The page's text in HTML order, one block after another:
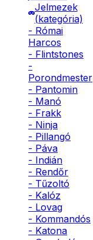
Jelmezek
(kategória)
- Római
Harcos
- Flintstones
-
Porondmester
- Pantomin
- Manó
- Frakk
- Ninja
- Pillangó
- Páva
- Indián
- Rendőr
- Tűzoltó
- Kalóz
- Lovag
- Kommandós
- Katona